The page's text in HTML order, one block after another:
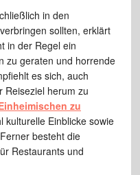
in den
sollten, erklärt
in der Regel ein
zu geraten und horrende
es sich, auch
Reiseziel herum zu
zu
kulturelle Einblicke sowie
besteht die
Restaurants und